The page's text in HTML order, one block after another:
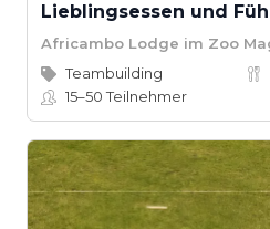
Lieblingsessen und
Africambo Lodge im Zoo
Teambuilding
15–50Teilnehmer